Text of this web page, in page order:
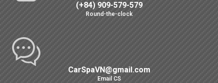
(+84) 909-579-579
Round-the-clock
CarSpaVN@gmail.com
Email CS